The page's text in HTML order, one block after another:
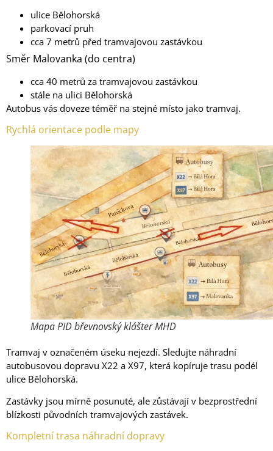
ulice Bělohorská
parkovací pruh
cca 7 metrů před tramvajovou zastávkou
Směr Malovanka (do centra)
cca 40 metrů za tramvajovou zastávkou
stále na ulici Bělohorská
Autobus vás doveze téměř na stejné místo jako tramvaj.
Rychlá orientace podle mapy
Mapa PID břevnovský klášter MHD
Tramvaj v označeném úseku nejezdí. Sledujte náhradní
autobusovou dopravu X22 a X97, která kopíruje trasu podél
ulice Bělohorská.
Zastávky jsou mírně posunuté, ale zůstávají v bezprostřední
blízkosti původních tramvajových zastávek.
Kompletní trasa náhradní dopravy